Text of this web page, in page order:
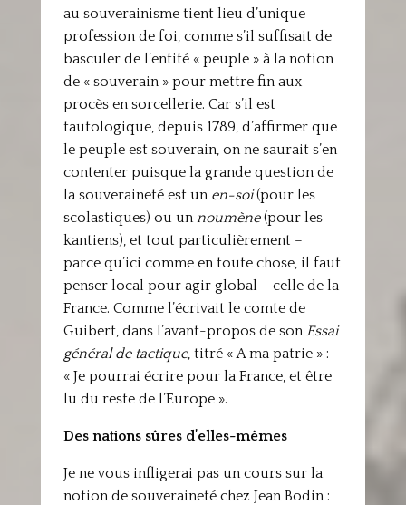
au souverainisme tient lieu d’unique
profession de foi, comme s’il suffisait de
basculer de l’entité « peuple » à la notion
de « souverain » pour mettre fin aux
procès en sorcellerie. Car s’il est
tautologique, depuis 1789, d’affirmer que
le peuple est souverain, on ne saurait s’en
contenter puisque la grande question de
la souveraineté est un en-soi(pour les
scolastiques) ou un noumène(pour les
kantiens), et tout particulièrement –
parce qu’ici comme en toute chose, il faut
penser local pour agir global – celle de la
France. Comme l’écrivait le comte de
Guibert, dans l’avant-propos de son Essai
général de tactique, titré « A ma patrie » :
« Je pourrai écrire pour la France, et être
lu du reste de l’Europe ».
Des nations sûres d’elles-mêmes
Je ne vous infligerai pas un cours sur la
notion de souveraineté chez Jean Bodin :